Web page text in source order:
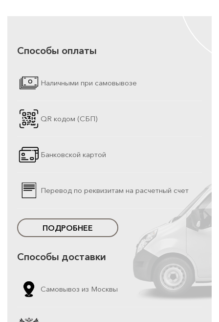
Способы оплаты
Наличными при самовывозе
QR кодом (СБП)
Банковской картой
Перевод по реквизитам на расчетный счет
ПОДРОБНЕЕ
Способы доставки
Самовывоз из Москвы